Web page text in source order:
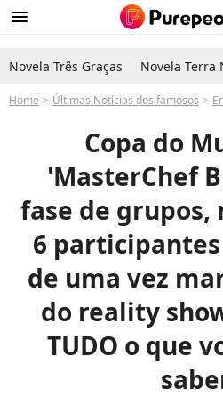
menu
Novela Três Graças Novela Terra
Home Últimas Notícias dos famosos
Copa do
'MasterChef
fase de grupos,
6
de uma vez
do reality
TUDO o que